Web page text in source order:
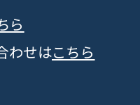
ら
わせはこちら